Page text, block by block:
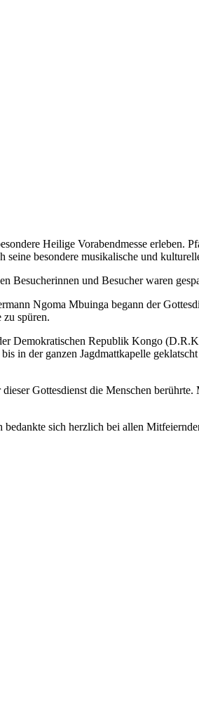
Heilige Vorabendmesse erleben.
besondere musikalische und
und Besucher waren
Ngoma Mbuinga begann der
spüren.
Demokratischen Republik Kongo
in der ganzen Jagdmattkapelle
Gottesdienst die Menschen
sich herzlich bei allen